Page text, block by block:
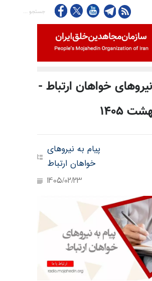
خواهان ارتباط -
پیام به نیروهای
خواهان ارتباط
1405/02/23